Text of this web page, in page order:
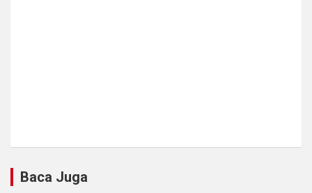
Baca Juga